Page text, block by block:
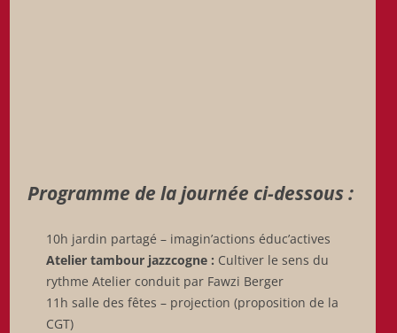
Programme de la journée ci-dessous :
10h jardin partagé – imagin’actions éduc’actives
Atelier tambour jazzcogne : Cultiver le sens du
rythme Atelier conduit par Fawzi Berger
11h salle des fêtes – projection (proposition de la
CGT)